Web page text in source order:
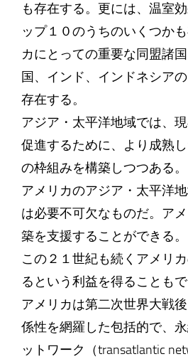
も存在する。更には、温室
ップ１０のうちのいくつか
カにとっての重要な同盟諸
国、インド、インドネシア
存在する。
アジア・太平洋地域では、
促進するために、より成熟
の枠組みを構築しつつある。
アメリカのアジア・太平洋
は必要不可欠なものだ。ア
築を支援することができる。
この２１世紀も続くアメリ
るという利益を得ることもで
アメリカは第二次世界大戦
係性を網羅した包括的で、
ットワーク（transatlantic